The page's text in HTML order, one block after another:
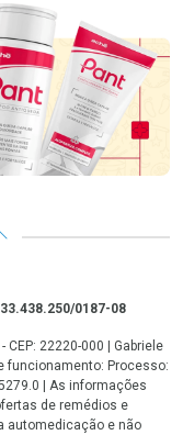
0187-08
CEP: 22220-000 | Gabriele
funcionamento: Processo:
| As informações
de remédios e
automedicação e não